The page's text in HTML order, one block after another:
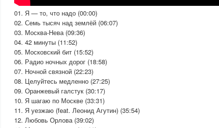
01. Я — то, что надо (00:00)
02. Семь тысяч над землёй (06:07)
03. Москва-Нева (09:36)
04. 42 минуты (11:52)
05. Московский бит (15:52)
06. Радио ночных дорог (18:58)
07. Ночной связной (22:23)
08. Целуйтесь медленно (27:25)
09. Оранжевый галстук (30:17)
10. Я шагаю по Москве (33:31)
11. Я уезжаю (feat. Леонид Агутин) (35:54)
12. Любовь Орлова (39:02)